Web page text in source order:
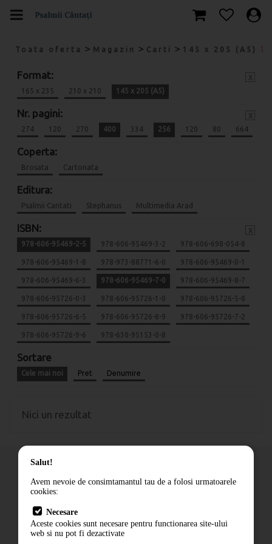
Toata oferta > Magazin > Carti > 145 x 205 (A5)
Format:
165 x 235 210 x 210 145 x 205 (A5)
Nr. pagini:
274 120 270 400 334 256 120 80 664
Coperta:
Brosata Cartonata
Editura:
Psalmii Cantati Stephanus Multimedia Arad
ISBN:
978-606-95469-2-5 978-606-95469-3-2 978-606-698-054-8
978-606-95469-1-8 978-973-88771-6-0 978-606-95469-0-1
978-606-95469-6-3 978-606-95469-7-0 978-606-95469-8-7
978-606-95726-0-3 978-606-95726-1-0 978-606-95726-5-8
978-606-95726-6-5 978-606-95726-8-9 978-606-95726-7-2
978-606-95726-9-6 978-630-95153-0-8
Sortare
Cele mai noi Pret Denumire
Nici un rezultat
Cum comand
Livrare
Contact
Salut!
Avem nevoie de consimtamantul tau de a folosi urmatoarele
cookies:
Necesare
Aceste cookies sunt necesare pentru functionarea site-ului
web si nu pot fi dezactivate